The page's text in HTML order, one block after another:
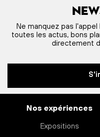
Ne manquez pas
toutes les actus, bons
directement
Nos expériences
Expositions